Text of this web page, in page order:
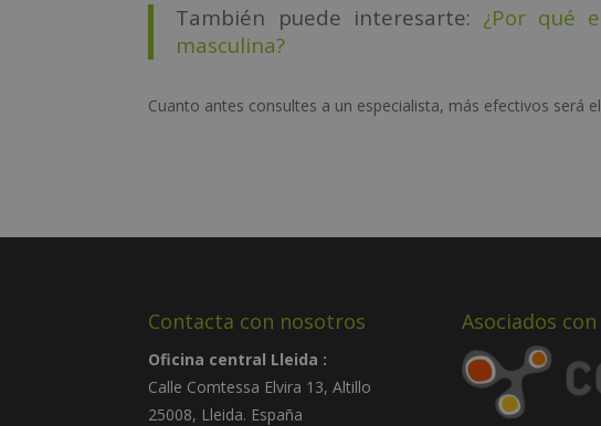
También puede interesarte: ¿Por qué
masculina?
Cuanto antes consultes a un especialista, más efectivos será
Contacta con nosotros
Oficina central Lleida :
Calle Comtessa Elvira 13, Altillo
25008, Lleida. España
Asociados con